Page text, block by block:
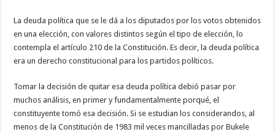
La deuda política que se le dá a los diputados por los votos obtenidos
en una elección, con valores distintos según el tipo de elección, lo
contempla el artículo 210 de la Constitución. Es decir, la deuda política
era un derecho constitucional para los partidos políticos.
Tomar la decisión de quitar esa deuda política debió pasar por
muchos análisis, en primer y fundamentalmente porqué, el
constituyente tomó esa decisión. Si se estudian los considerandos, al
menos de la Constitución de 1983 mil veces mancilladas por Bukele